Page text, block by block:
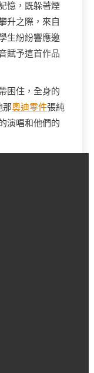
憶，既躲著煙
升之際，來自
生紛紛響應邀
賦予這首作品
困住，全身的
那奧迪零件張純
演唱和他們的